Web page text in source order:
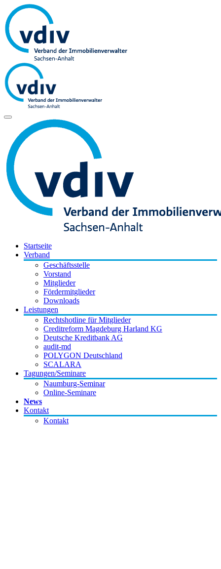
Startseite
Verband
Geschäftsstelle
Vorstand
Mitglieder
Fördermitglieder
Downloads
Leistungen
Rechtshotline für Mitglieder
Creditreform Magdeburg Harland KG
Deutsche Kreditbank AG
audit-md
POLYGON Deutschland
SCALARA
Tagungen/Seminare
Naumburg-Seminar
Online-Seminare
News
Kontakt
Kontakt